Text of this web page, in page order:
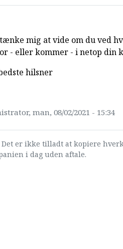
mig at vide om du ved
- eller kommer - i netop din
hilsner
man, 08/02/2021 - 15:34
Det er ikke tilladt at kopiere
i dag uden aftale.